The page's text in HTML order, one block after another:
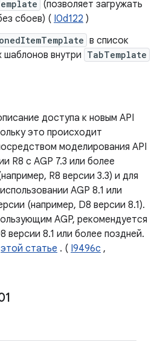
(позволяет загружать
сбоев) ( I0d122 )
в список
внутри TabTemplate
доступа к новым API
это происходит
моделирования API
R8 с AGP 7.3 или более
R8 версии 3.3) и для
AGP 8.1 или
(например, D8 версии 8.1).
AGP, рекомендуется
версии 8.1 или более поздней.
этой статье . ( I9496c ,